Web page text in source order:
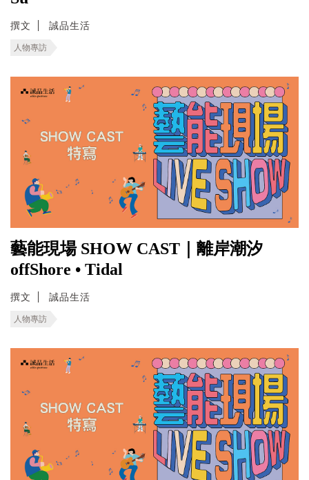
撰文 誠品生活
人物專訪
藝能現場 SHOW CAST｜離岸潮汐
offShore • Tidal
撰文 誠品生活
人物專訪